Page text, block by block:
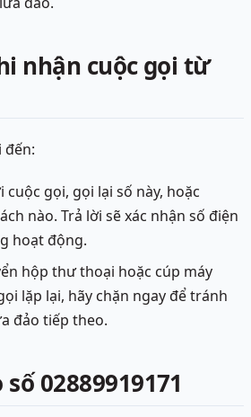
nhận cuộc gọi từ
đến:
cuộc gọi, gọi lại số này, hoặc
nào. Trả lời sẽ xác nhận số điện
hoạt động.
hộp thư thoại hoặc cúp máy
lặp lại, hãy chặn ngay để tránh
đảo tiếp theo.
02889919171